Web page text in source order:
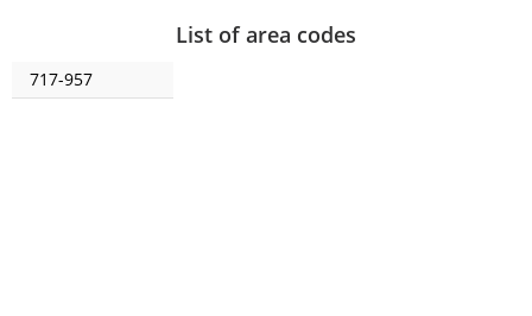
List of area codes
717-957